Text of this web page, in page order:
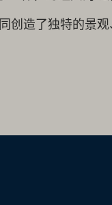
创造了独特的景